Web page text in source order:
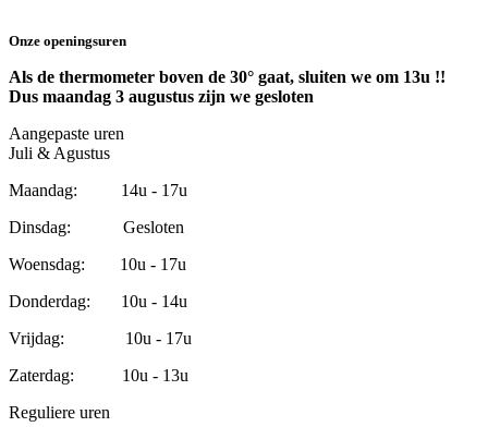
Onze openingsuren
Als de thermometer boven de 30° gaat, sluiten we om 13u !!
Dus maandag 3 augustus zijn we gesloten
Aangepaste uren
Juli & Agustus
Maandag: 14u - 17u
Dinsdag: Gesloten
Woensdag: 10u - 17u
Donderdag: 10u - 14u
Vrijdag: 10u - 17u
Zaterdag: 10u - 13u
Reguliere uren